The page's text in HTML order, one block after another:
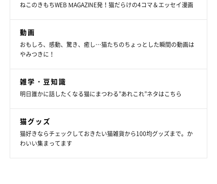
ねこのきもちWEB MAGAZINE発！猫だらけの4コマ＆エッセイ漫画
動画
おもしろ、感動、驚き、癒し…猫たちのちょっとした瞬間の動画は
やみつきに！
雑学・豆知識
明日誰かに話したくなる猫にまつわる”あれこれ”ネタはこちら
猫グッズ
猫好きならチェックしておきたい猫雑貨から100均グッズまで。か
わいい集まってます